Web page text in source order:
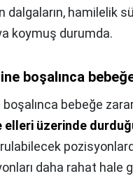
dalgaların, hamilelik
koymuş durumda.
boşalınca
bebeğe
elleri üzerinde
daha rahat hale